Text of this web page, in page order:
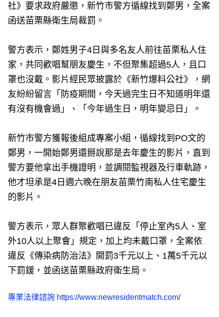
社》要求政府嚴懲，新竹市警方循線找到鄭男，全案
函送苗栗縣衛生局裁罰。
警方表示，鄭姓男子4日與多名友人前往苗栗私人住
家，共同歡唱幫朋友慶生，不但聚集超過5人，且口
罩也沒戴。影片經民眾披露於《新竹爆料公社》，網
友紛紛留言「防疫期間，今天過完生日不知道明年還
有沒有機會過」、「今年過生日，明年變忌日」。
新竹市警方獲報後組成專案小組，循線找到PO文的
鄭男，一開始鄭男還掰說那是去年慶生的影片，直到
警方要他拿出手機證明，並調閱監視器及行車軌跡，
他才坦承是4日週六晚在朋友苗栗竹南私人住宅慶生
的影片。
警方表示，眾人群聚歡唱已違反「停止室內5人、室
外10人以上聚會」規定，加上均未戴口罩，全案依
違反《傳染病防治法》開罰3千元以上、1萬5千元以
下罰鍰，並函送苗栗縣政府衛生局。
專業法律諮詢 https://www.newresidentmatch.com/